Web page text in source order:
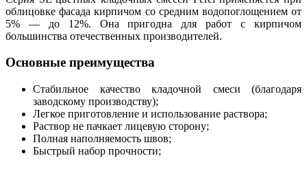
облицовке фасада кирпичом со средним водопоглощением от
5% — до 12%. Она пригодна для работ с кирпичом
большинства отечественных производителей.
Основные преимущества
Стабильное качество кладочной смеси (благодаря
заводскому производству);
Легкое приготовление и использование раствора;
Раствор не пачкает лицевую сторону;
Полная наполняемость швов;
Быстрый набор прочности;